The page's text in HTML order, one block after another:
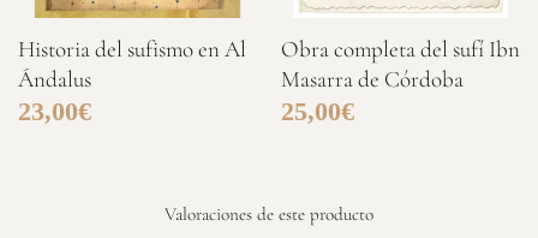
Historia del sufismo en Al
Ándalus
23,00€
Obra completa del sufí Ibn
Masarra de Córdoba
25,00€
Valoraciones de este producto